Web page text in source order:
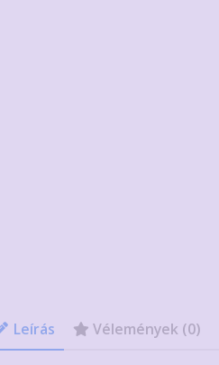
Leírás Vélemények (0)